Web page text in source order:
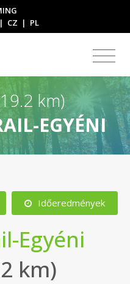
| CZ | PL
km)
EGYÉNI
Időeredmények
Egyéni
km)